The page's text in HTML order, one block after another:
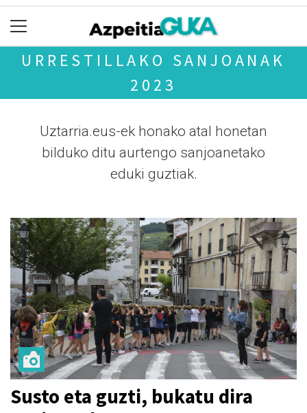
URRESTILLAKO SANJOANAK
2023
Uztarria.eus-ek honako atal honetan
bilduko ditu aurtengo sanjoanetako
eduki guztiak.
Susto eta guzti, bukatu dira